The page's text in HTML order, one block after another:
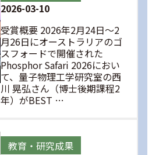
2026-03-10
受賞概要 2026年2月24日～2
月26日にオーストラリアのゴ
スフォードで開催された
Phosphor Safari 2026におい
て、量子物理工学研究室の西
川 晃弘さん（博士後期課程2
年）がBEST …
教育・研究成果